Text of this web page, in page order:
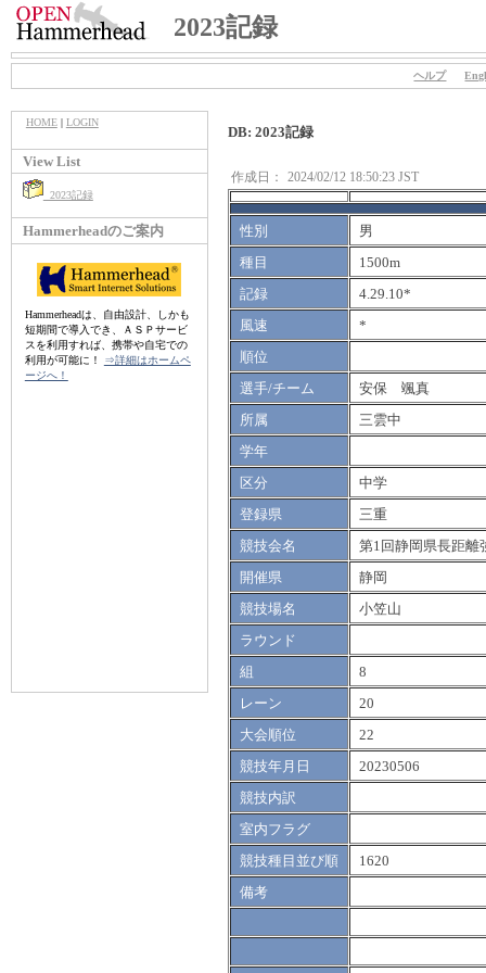
2023記録
ヘルプ
HOME| LOGIN
View List
2023記録
Hammerheadのご案内
Hammerheadは、自由設計、しかも
短期間で導入でき、ＡＳＰサービ
スを利用すれば、携帯や自宅での
利用が可能に！
⇒詳細はホームペ
ージへ！
DB: 2023記録
作成日： 2024/02/12 18:50:23 JST
性別
男
種目
1500m
記録
4.29.10*
風速
*
順位
選手/チーム
安保 颯真
所属
三雲中
学年
区分
中学
登録県
三重
競技会名
第1回静岡県長距離
開催県
静岡
競技場名
小笠山
ラウンド
組
8
レーン
20
大会順位
22
競技年月日
20230506
競技内訳
室内フラグ
競技種目並び順
1620
備考